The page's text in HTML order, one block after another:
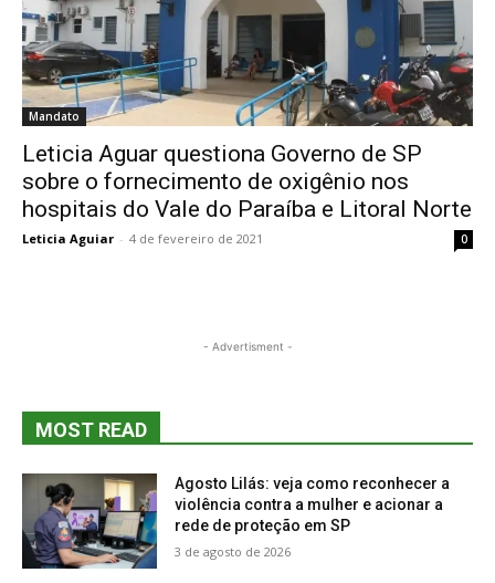
Mandato
Leticia Aguar questiona Governo de SP
sobre o fornecimento de oxigênio nos
hospitais do Vale do Paraíba e Litoral Norte
Leticia Aguiar - 4 de fevereiro de 2021 0
- Advertisment -
MOST READ
Agosto Lilás: veja como reconhecer a
violência contra a mulher e acionar a
rede de proteção em SP
3 de agosto de 2026